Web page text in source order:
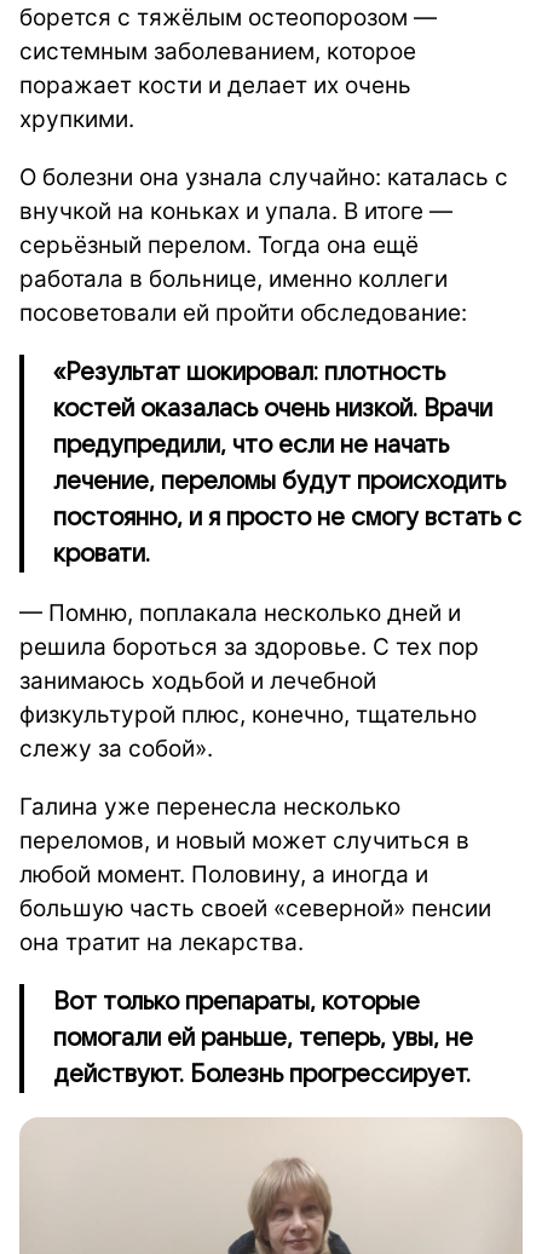
борется с тяжёлым остеопорозом —
системным заболеванием, которое
поражает кости и делает их очень
хрупкими.
О болезни она узнала случайно: каталась с
внучкой на коньках и упала. В итоге —
серьёзный перелом. Тогда она ещё
работала в больнице, именно коллеги
посоветовали ей пройти обследование:
«Результат шокировал: плотность
костей оказалась очень низкой. Врачи
предупредили, что если не начать
лечение, переломы будут происходить
постоянно, и я просто не смогу встать с
кровати.
— Помню, поплакала несколько дней и
решила бороться за здоровье. С тех пор
занимаюсь ходьбой и лечебной
физкультурой плюс, конечно, тщательно
слежу за собой».
Галина уже перенесла несколько
переломов, и новый может случиться в
любой момент. Половину, а иногда и
большую часть своей «северной» пенсии
она тратит на лекарства.
Вот только препараты, которые
помогали ей раньше, теперь, увы, не
действуют. Болезнь прогрессирует.